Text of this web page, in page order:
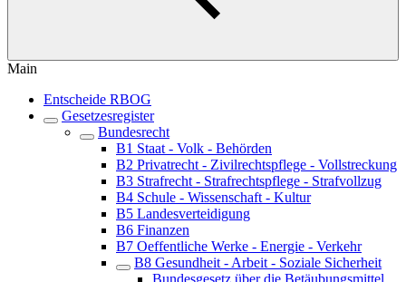
Main
Entscheide RBOG
Gesetzesregister
Bundesrecht
B1 Staat - Volk - Behörden
B2 Privatrecht - Zivilrechtspflege - Vollstreckung
B3 Strafrecht - Strafrechtspflege - Strafvollzug
B4 Schule - Wissenschaft - Kultur
B5 Landesverteidigung
B6 Finanzen
B7 Oeffentliche Werke - Energie - Verkehr
B8 Gesundheit - Arbeit - Soziale Sicherheit
Bundesgesetz über die Betäubungsmittel